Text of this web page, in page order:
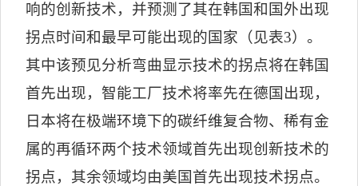
响的创新技术，并预测了其在韩国和国外出现
拐点时间和最早可能出现的国家（见表3）。
其中该预见分析弯曲显示技术的拐点将在韩国
首先出现，智能工厂技术将率先在德国出现，
日本将在极端环境下的碳纤维复合物、稀有金
属的再循环两个技术领域首先出现创新技术的
拐点，其余领域均由美国首先出现技术拐点。